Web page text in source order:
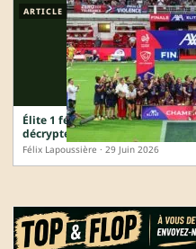
ARTICLE
Élite 1 féminine : le quadruplé
décrypté en chiffres
Félix Lapoussière · 29 Juin 2026